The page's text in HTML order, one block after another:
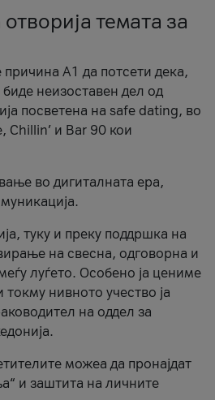
темата за
А1 да потсети дека,
неизоставен дел од
посветена на safe dating, во
Chillin’ и Bar 90 кои
во дигиталната ера,
туку и преку поддршка на
на свесна, одговорна и
луѓето. Особено ја цениме
нивното учество ја
на оддел за
можеа да пронајдат
и заштита на личните